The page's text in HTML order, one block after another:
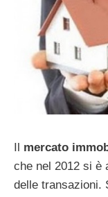
Il mercato
che nel 2012 si è
delle transazioni.